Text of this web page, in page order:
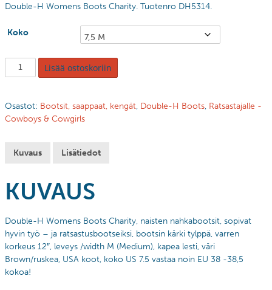
Double-H Womens Boots Charity. Tuotenro DH5314.
Koko
Lisää ostoskoriin
Osastot: Bootsit, saappaat, kengät, Double-H Boots, Ratsastajalle -
Cowboys & Cowgirls
Kuvaus Lisätiedot
KUVAUS
Double-H Womens Boots Charity, naisten nahkabootsit, sopivat
hyvin työ – ja ratsastusbootseiksi, bootsin kärki tylppä, varren
korkeus 12″, leveys /width M (Medium), kapea lesti, väri
Brown/ruskea, USA koot, koko US 7.5 vastaa noin EU 38 -38,5
kokoa!